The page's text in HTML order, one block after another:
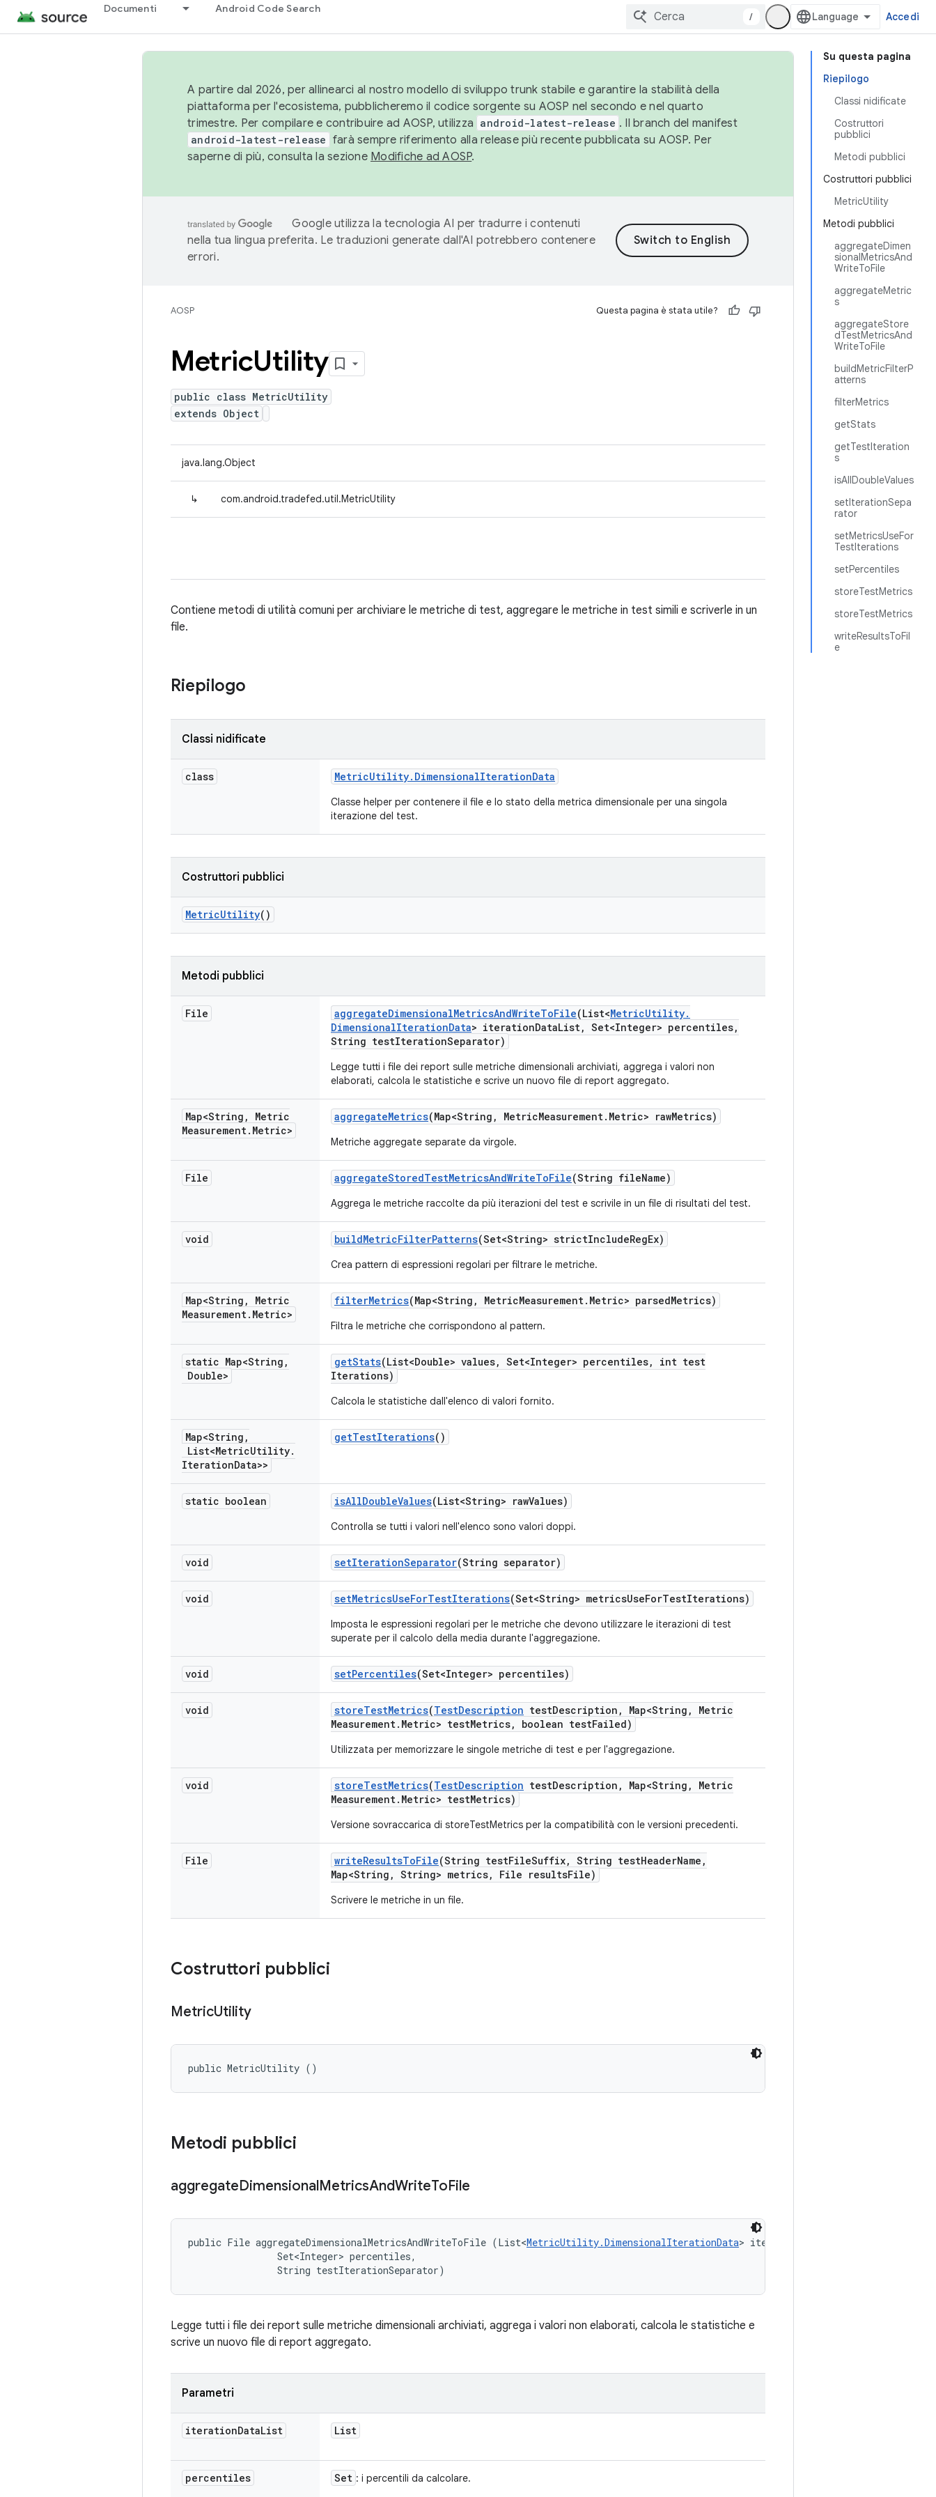
Documenti Android Code Search
/ Accedi
Su questa pagina
Riepilogo
Classi nidificate
Costruttori
pubblici
Metodi pubblici
Costruttori pubblici
MetricUtility
Metodi pubblici
aggregateDimen
sionalMetricsAnd
WriteToFile
aggregateMetric
s
aggregateStore
dTestMetricsAnd
WriteToFile
buildMetricFilterP
atterns
filterMetrics
getStats
getTestIteration
s
isAllDoubleValues
setIterationSepa
rator
setMetricsUseFor
TestIterations
setPercentiles
storeTestMetrics
storeTestMetrics
writeResultsToFil
e
A partire dal 2026, per allinearci al nostro modello di sviluppo trunk stabile e garantire la stabilità della
piattaforma per l'ecosistema, pubblicheremo il codice sorgente su AOSP nel secondo e nel quarto
trimestre. Per compilare e contribuire ad AOSP, utilizza android-latest-release . Il branch del manifest
android-latest-release farà sempre riferimento alla release più recente pubblicata su AOSP. Per
saperne di più, consulta la sezione Modifiche ad AOSP.
Google utilizza la tecnologia AI per tradurre i contenuti
nella tua lingua preferita. Le traduzioni generate dall'AI potrebbero contenere
errori.
AOSP Questa pagina è stata utile?
MetricUtility
public class MetricUtility
extends Object
java.lang.Object
↳ com.android.tradefed.util.MetricUtility
Contiene metodi di utilità comuni per archiviare le metriche di test, aggregare le metriche in test simili e scriverle in un
file.
Riepilogo
Classi nidificate
class MetricUtility. DimensionalIterationData
Classe helper per contenere il file e lo stato della metrica dimensionale per una singola
iterazione del test.
Costruttori pubblici
MetricUtility()
Metodi pubblici
File aggregateDimensionalMetricsAndWriteToFile(List<MetricUtility.
DimensionalIterationData> iterationDataList, Set<Integer> percentiles,
String testIterationSeparator)
Legge tutti i file dei report sulle metriche dimensionali archiviati, aggrega i valori non
elaborati, calcola le statistiche e scrive un nuovo file di report aggregato.
Map<String ,
Metric
Measurement. Metric>
aggregateMetrics(Map<String , MetricMeasurement. Metric> rawMetrics)
Metriche aggregate separate da virgole.
File aggregateStoredTestMetricsAndWriteToFile(String fileName)
Aggrega le metriche raccolte da più iterazioni del test e scrivile in un file di risultati del test.
void buildMetricFilterPatterns(Set<String> strictIncludeRegEx)
Crea pattern di espressioni regolari per filtrare le metriche.
Map<String ,
Metric
Measurement. Metric>
filterMetrics(Map<String , MetricMeasurement. Metric> parsedMetrics)
Filtra le metriche che corrispondono al pattern.
static Map<String ,
Double>
getStats(List<Double> values, Set<Integer> percentiles,
int test
Iterations)
Calcola le statistiche dall'elenco di valori fornito.
Map<String ,
List<MetricUtility.
IterationData>>
getTestIterations()
static boolean isAllDoubleValues(List<String> rawValues)
Controlla se tutti i valori nell'elenco sono valori doppi.
void setIterationSeparator(String separator)
void setMetricsUseForTestIterations(Set<String> metricsUseForTestIterations)
Imposta le espressioni regolari per le metriche che devono utilizzare le iterazioni di test
superate per il calcolo della media durante l'aggregazione.
void setPercentiles(Set<Integer> percentiles)
void storeTestMetrics(TestDescription testDescription , Map<String ,
Metric
Measurement. Metric> testMetrics, boolean testFailed)
Utilizzata per memorizzare le singole metriche di test e per l'aggregazione.
void storeTestMetrics(TestDescription testDescription , Map<String ,
Metric
Measurement. Metric> testMetrics)
Versione sovraccarica di storeTestMetrics per la compatibilità con le versioni precedenti.
File writeResultsToFile(String testFileSuffix, String testHeaderName ,
Map<String , String> metrics, File resultsFile)
Scrivere le metriche in un file.
Costruttori pubblici
MetricUtility
public MetricUtility ()
Metodi pubblici
aggregateDimensionalMetricsAndWriteToFile
public File aggregateDimensionalMetricsAndWriteToFile (List<MetricUtility.DimensionalIterationData> iterationDataList,
                Set<Integer> percentiles,
                String testIterationSeparator)
Legge tutti i file dei report sulle metriche dimensionali archiviati, aggrega i valori non elaborati, calcola le statistiche e
scrive un nuovo file di report aggregato.
Parametri
iterationDataList List
percentiles Set : i percentili da calcolare.